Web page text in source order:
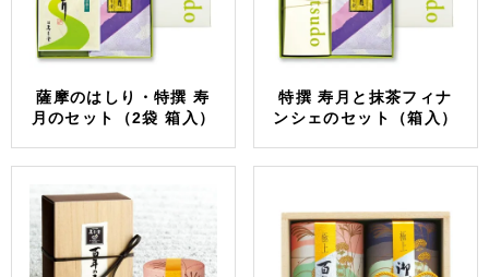
薩摩のはしり・特撰 寿
月のセット（2袋 箱入）
特撰 寿月と抹茶フィナ
ンシェのセット（箱入）